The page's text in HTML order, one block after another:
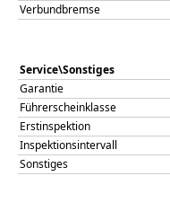
Verbundbremse
Service\Sonstiges
Garantie
Führerscheinklasse
Erstinspektion
Inspektionsintervall
Sonstiges